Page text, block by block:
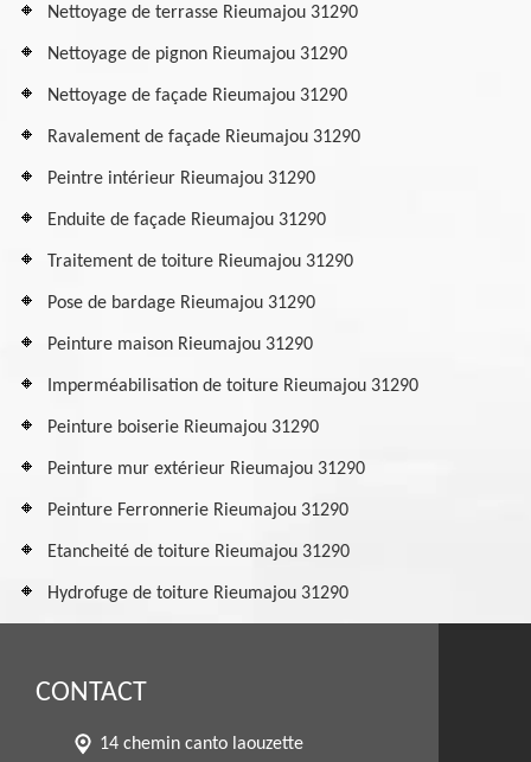
Nettoyage de terrasse Rieumajou 31290
Nettoyage de pignon Rieumajou 31290
Nettoyage de façade Rieumajou 31290
Ravalement de façade Rieumajou 31290
Peintre intérieur Rieumajou 31290
Enduite de façade Rieumajou 31290
Traitement de toiture Rieumajou 31290
Pose de bardage Rieumajou 31290
Peinture maison Rieumajou 31290
Imperméabilisation de toiture Rieumajou 31290
Peinture boiserie Rieumajou 31290
Peinture mur extérieur Rieumajou 31290
Peinture Ferronnerie Rieumajou 31290
Etancheité de toiture Rieumajou 31290
Hydrofuge de toiture Rieumajou 31290
CONTACT
14 chemin canto laouzette